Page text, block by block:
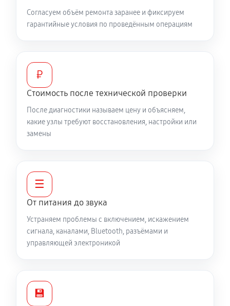
Согласуем объём ремонта заранее и фиксируем
гарантийные условия по проведённым операциям
₽
Стоимость после технической проверки
После диагностики называем цену и объясняем,
какие узлы требуют восстановления, настройки или
замены
☰
От питания до звука
Устраняем проблемы с включением, искажением
сигнала, каналами, Bluetooth, разъёмами и
управляющей электроникой
💾